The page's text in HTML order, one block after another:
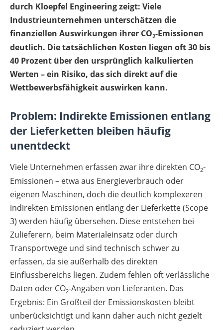
durch Kloepfel Engineering zeigt: Viele
Industrieunternehmen unterschätzen die
finanziellen Auswirkungen ihrer CO2-Emissionen
deutlich. Die tatsächlichen Kosten liegen oft 30 bis
40 Prozent über den ursprünglich kalkulierten
Werten – ein Risiko, das sich direkt auf die
Wettbewerbsfähigkeit auswirken kann.
Problem: Indirekte Emissionen entlang
der Lieferketten bleiben häufig
unentdeckt
Viele Unternehmen erfassen zwar ihre direkten CO2-
Emissionen – etwa aus Energieverbrauch oder
eigenen Maschinen, doch die deutlich komplexeren
indirekten Emissionen entlang der Lieferkette (Scope
3) werden häufig übersehen. Diese entstehen bei
Zulieferern, beim Materialeinsatz oder durch
Transportwege und sind technisch schwer zu
erfassen, da sie außerhalb des direkten
Einflussbereichs liegen. Zudem fehlen oft verlässliche
Daten oder CO2-Angaben von Lieferanten. Das
Ergebnis: Ein Großteil der Emissionskosten bleibt
unberücksichtigt und kann daher auch nicht gezielt